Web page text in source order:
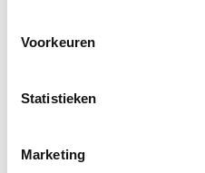
Voorkeuren
Statistieken
Marketing
DVGW-keur voor water
CE_Certificaat